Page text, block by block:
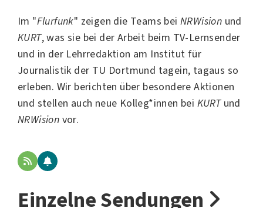
Im "Flurfunk" zeigen die Teams beiNRWision und
KURT, was sie bei der Arbeit beim TV-Lernsender
und in der Lehrredaktion am Institut für
Journalistik der TU Dortmund tagein, tagaus so
erleben. Wir berichten über besondere Aktionen
und stellen auch neue Kolleg*innen bei KURT und
NRWision vor.
Einzelne Sendungen